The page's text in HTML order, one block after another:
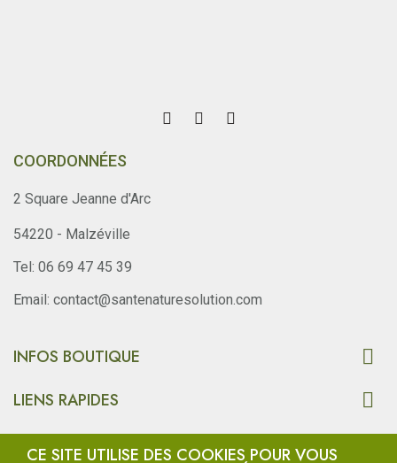
COORDONNÉES
2 Square Jeanne d'Arc
54220 - Malzéville
Tel: 06 69 47 45 39
Email: contact@santenaturesolution.com
INFOS BOUTIQUE 
LIENS RAPIDES 
CE SITE UTILISE DES COOKIES POUR VOUS